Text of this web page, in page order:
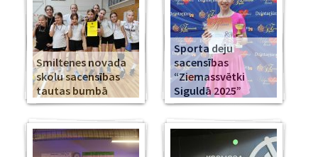
Smiltenes novada
skolu sacensības
tautas bumbā
Sporta deju
sacensības
“Ziemassvētki
Siguldā 2025”